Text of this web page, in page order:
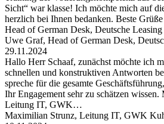
Sicht“ war klasse! Ich möchte mich auf
herzlich bei Ihnen bedanken. Beste
Head of German Desk, Deutsche
Uwe Graf, Head of German Desk,
29.11.2024
Hallo Herr Schaaf, zunächst möchte ich
schnellen und konstruktiven Antworten
spreche für die gesamte
Ihr Engagement sehr zu schätzen
Leitung IT, GWK…
Maximilian Strunz, Leitung IT, GWK